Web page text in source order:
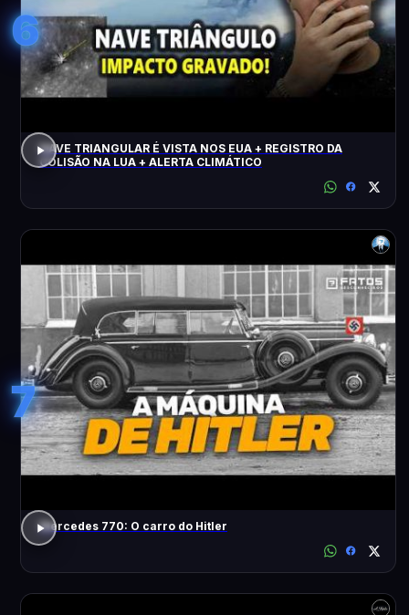
6
NAVE TRIANGULAR É VISTA NOS EUA + REGISTRO DA
COLISÃO NA LUA + ALERTA CLIMÁTICO
7
Mercedes 770: O carro do Hitler